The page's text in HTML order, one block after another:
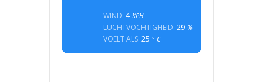
WIND:4KPH
LUCHTVOCHTIGHEID: 29 %
VOELT ALS:25 ° C